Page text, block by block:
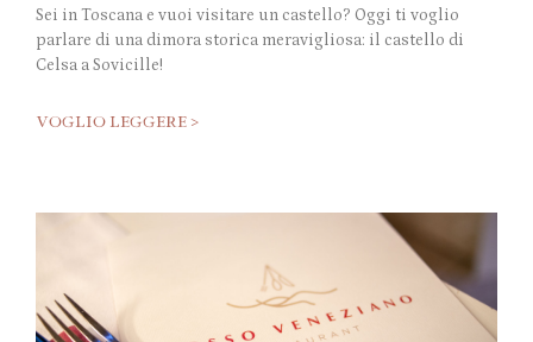
Sei in Toscana e vuoi visitare un castello? Oggi ti voglio
parlare di una dimora storica meravigliosa: il castello di
Celsa a Sovicille!
VOGLIO LEGGERE >